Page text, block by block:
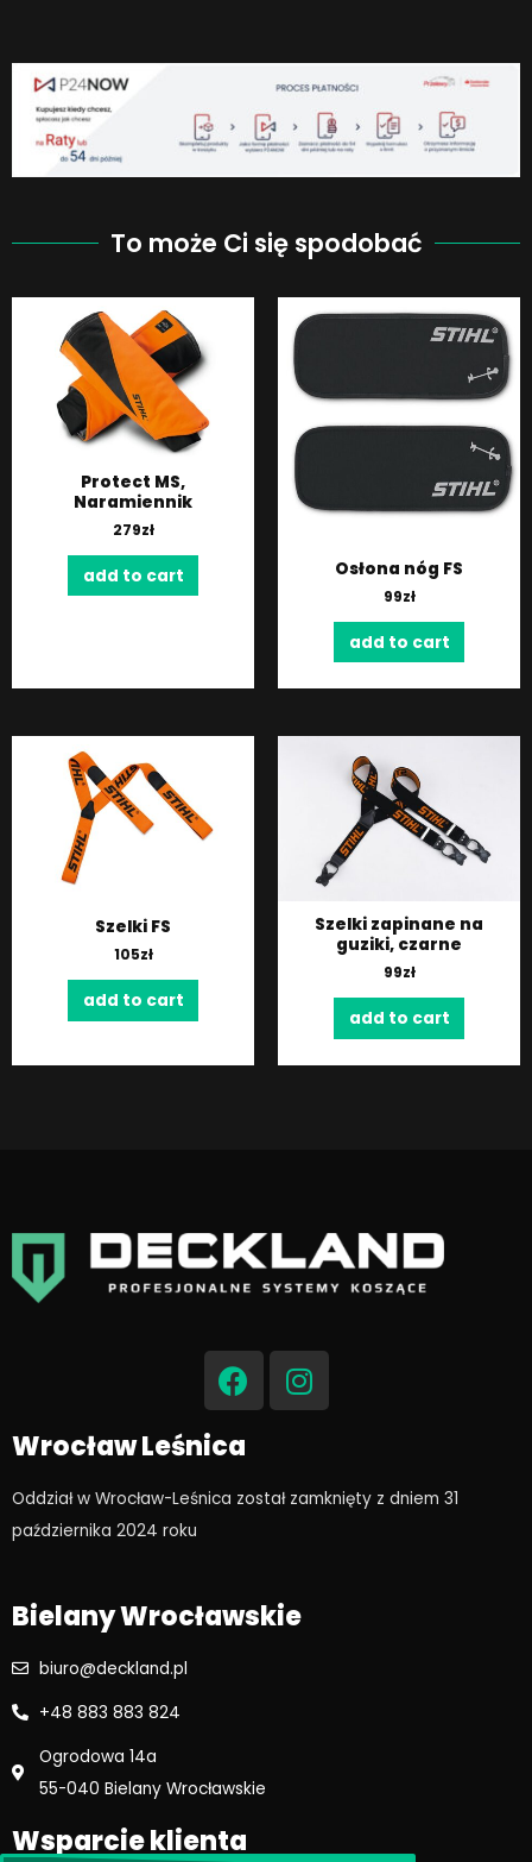
To może Ci się spodobać
Protect MS,
Naramiennik
279zł
add to cart Osłona nóg FS
99zł
add to cart
Szelki FS
105zł
add to cart
Szelki zapinane na
guziki, czarne
99zł
add to cart
F
a
c
e
b
o
I
n
s
g
Wrocław Leśnica
Oddział w Wrocław-Leśnica został zamknięty z dniem 31
października 2024 roku​
Bielany Wrocławskie
biuro@deckland.pl
+48 883 883 824
Ogrodowa 14a
55-040 Bielany Wrocławskie
Wsparcie klienta